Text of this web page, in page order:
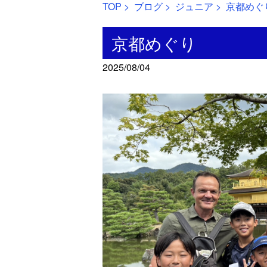
TOP > ブログ > ジュニア > 京都めぐ
京都めぐり
2025/08/04